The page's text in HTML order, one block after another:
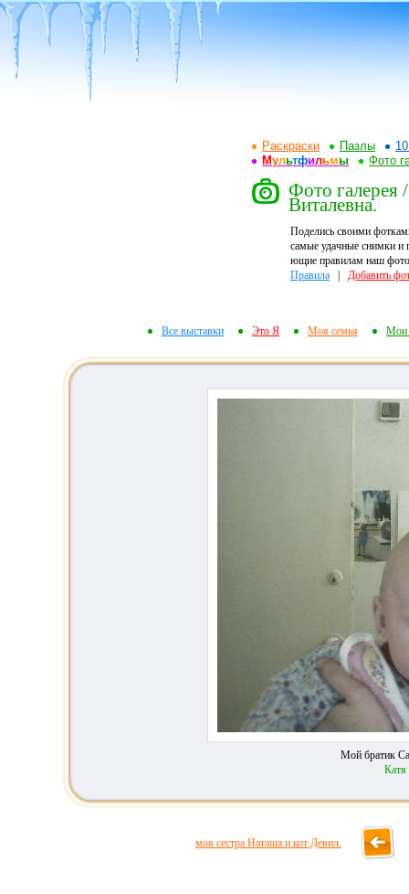
Раскраски Пазлы
Мультфильмы Фото
Фото
Виталевна.
Поделись своими
самые удачные снимки и
ющие правилам наш
Правила
Добавить
Все выставки Это Я Моя семья Мои
Мой братик
моя сестра Наташа и кот Девил.